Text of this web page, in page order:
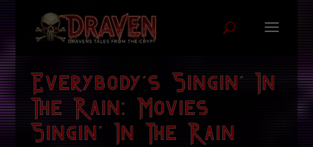
Everybody’s Singin‘ In
The Rain: Movies
Singin‘ In The Rain